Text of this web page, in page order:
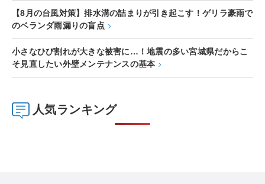
【8月の台風対策】排水溝の詰まりが引き起こす！ゲリラ豪雨で
のベランダ雨漏りの盲点
小さなひび割れが大きな被害に…！地震の多い宮城県だからこ
そ見直したい外壁メンテナンスの基本
人気ランキング